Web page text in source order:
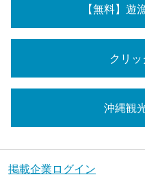
【無料】遊
クリ
沖縄観
掲載企業ログイン